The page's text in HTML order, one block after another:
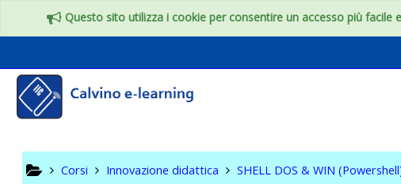
Questo sito utilizza i cookie per consentire un accesso più
Corsi Innovazione didattica SHELL DOS & WIN